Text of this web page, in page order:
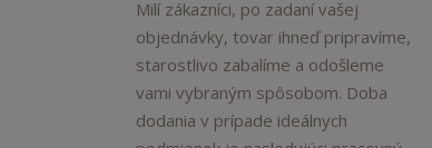
Milí zákazníci, po zadaní vašej
objednávky, tovar ihneď pripravíme,
starostlivo zabalíme a odošleme
vami vybraným spôsobom. Doba
dodania v prípade ideálnych